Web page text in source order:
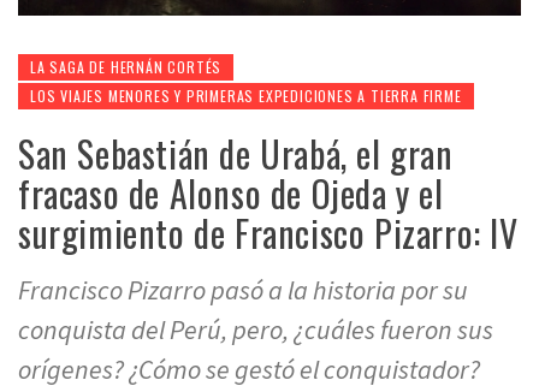
LA SAGA DE HERNÁN CORTÉS
LOS VIAJES MENORES Y PRIMERAS EXPEDICIONES A TIERRA FIRME
San Sebastián de Urabá, el gran
fracaso de Alonso de Ojeda y el
surgimiento de Francisco Pizarro: IV
Francisco Pizarro pasó a la historia por su
conquista del Perú, pero, ¿cuáles fueron sus
orígenes? ¿Cómo se gestó el conquistador?